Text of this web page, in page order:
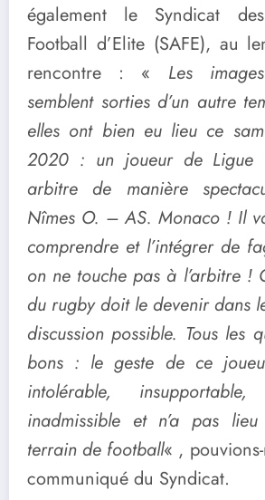
également le Syndicat
Football d’Elite (SAFE), au
rencontre : « Les
semblent sorties d’un autre
elles ont bien eu lieu ce
2020 : un joueur de Ligue
arbitre de manière
Nîmes O. – AS. Monaco ! Il
comprendre et l’intégrer de
on ne touche pas à l’arbitre !
du rugby doit le devenir dans
discussion possible. Tous les
bons : le geste de ce
intolérable, insupportable,
inadmissible et n’a pas
terrain de football« ,
communiqué du Syndicat.